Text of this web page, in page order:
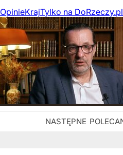
OpinieKrajTylko na DoRzeczy.pl